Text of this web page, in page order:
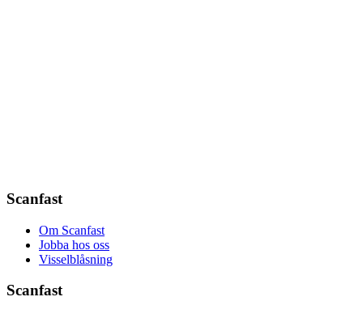
Scanfast
Om Scanfast
Jobba hos oss
Visselblåsning
Scanfast